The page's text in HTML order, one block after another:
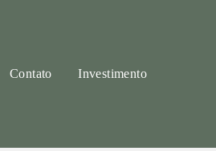
Contato Investimento